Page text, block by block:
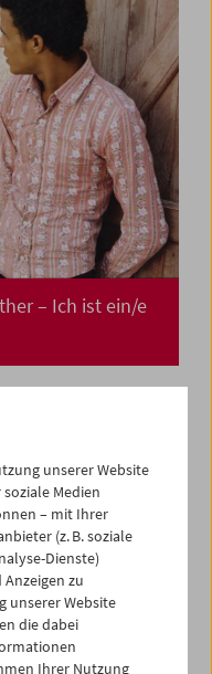
– Ich ist ein/e
unserer Website
Medien
– mit Ihrer
(z. B. soziale
Dienste)
zu
unserer Website
die dabei
Ihrer Nutzung